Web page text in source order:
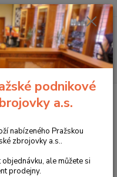
Menu
Hledat
Služební pouzdra Hogue, Design
model MH-MH-14
ESP
podnikové
a.s.
nabízeného Pražskou
zbrojovky a.s..
ale můžete si
prodejny.